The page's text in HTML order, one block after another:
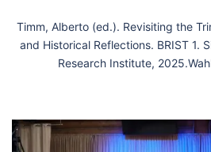
Timm, Alberto (ed.). Revisiting the
and Historical Reflections. BRIST 1.
Research Institute,